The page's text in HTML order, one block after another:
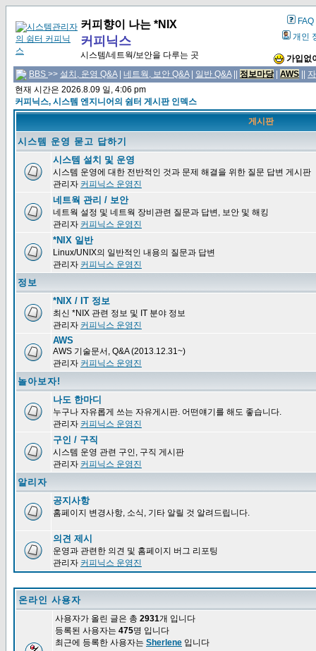
커피향이 나는 *NIX
커피닉스
시스템/네트웍/보안을 다루는 곳
FAQ
개인
가입없
BBS >> 설치, 운영 Q&A| 네트웍, 보안 Q&A| 일반 Q&A|| 정보마당| AWS
현재 시간은 2026.8.09 일, 4:06 pm
커피닉스, 시스템 엔지니어의 쉼터 게시판 인덱스
게시판
시스템 운영 묻고 답하기
시스템 설치 및 운영
시스템 운영에 대한 전반적인 것과 문제 해결을 위한 질문 답변 게시판
관리자 커피닉스 운영진
네트웍 관리 / 보안
네트웍 설정 및 네트웍 장비관련 질문과 답변, 보안 및 해킹
관리자 커피닉스 운영진
*NIX 일반
Linux/UNIX의 일반적인 내용의 질문과 답변
관리자 커피닉스 운영진
정보
*NIX / IT 정보
최신 *NIX 관련 정보 및 IT 분야 정보
관리자 커피닉스 운영진
AWS
AWS 기술문서, Q&A (2013.12.31~)
관리자 커피닉스 운영진
놀아보자!
나도 한마디
누구나 자유롭게 쓰는 자유게시판. 어떤얘기를 해도 좋습니다.
관리자 커피닉스 운영진
구인 / 구직
시스템 운영 관련 구인, 구직 게시판
관리자 커피닉스 운영진
알리자
공지사항
홈페이지 변경사항, 소식, 기타 알릴 것 알려드립니다.
의견 제시
운영과 관련한 의견 및 홈페이지 버그 리포팅
관리자 커피닉스 운영진
온라인 사용자
사용자가 올린 글은 총 2931개 입니다
등록된 사용자는 475명 입니다
최근에 등록한 사용자는 Sherlene 입니다